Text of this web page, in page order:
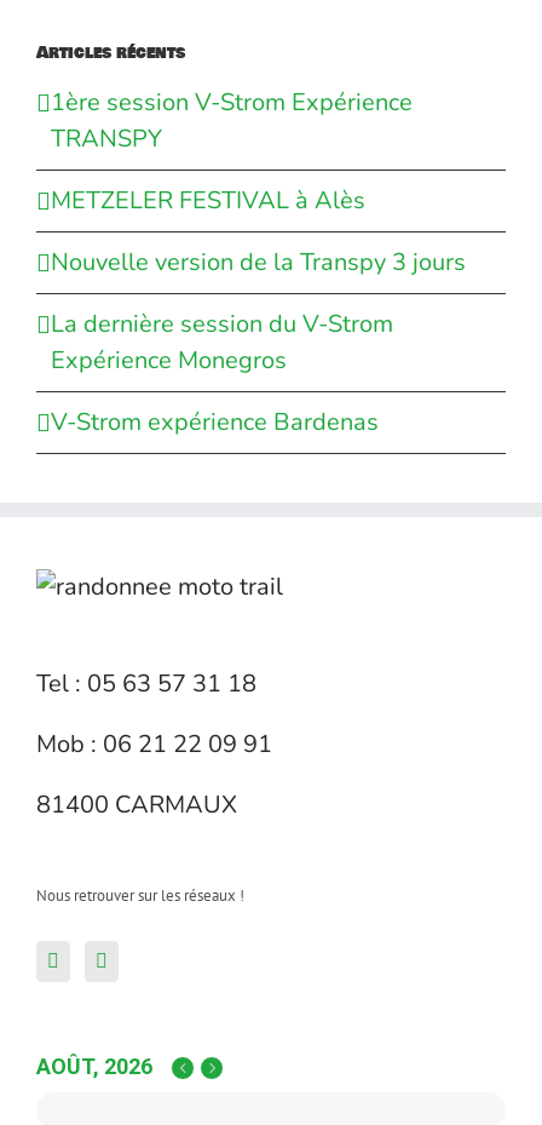
Articles récents
1ère session V-Strom Expérience
TRANSPY
METZELER FESTIVAL à Alès
Nouvelle version de la Transpy 3 jours
La dernière session du V-Strom
Expérience Monegros
V-Strom expérience Bardenas
Tel : 05 63 57 31 18
Mob : 06 21 22 09 91
81400 CARMAUX
Nous retrouver sur les réseaux !
AOÛT, 2026